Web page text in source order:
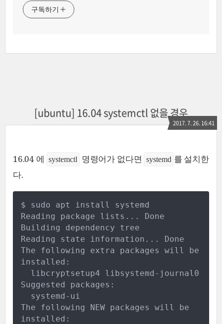
구독하기
[ubuntu] 16.04 systemctl 없을 경우
2017. 7. 26. 16:41
16.04 에 systemctl 명령어가 없다면 systemd 를 설치한
다.
$ sudo apt install systemd
Reading package lists... Done
Building dependency tree
Reading state information... Done
The following extra packages will be
installed:
  libcryptsetup4 libsystemd-journal0
Suggested packages:
  systemd-ui
The following NEW packages will be
installed: